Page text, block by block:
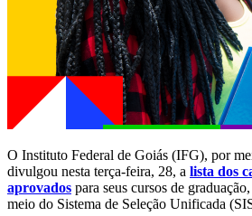
O Instituto Federal de Goiás (IFG), por
divulgou nesta terça-feira, 28, a lista dos
aprovados para seus cursos de
meio do Sistema de Seleção Unificada